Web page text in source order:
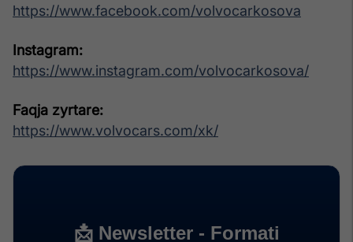
https://www.facebook.com/volvocarkosova
Instagram:
https://www.instagram.com/volvocarkosova/
Faqja zyrtare:
https://www.volvocars.com/xk/